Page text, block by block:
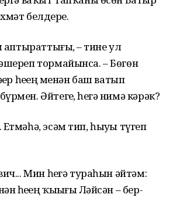
белдерҙе.
– тине ул
тормайынса. – Бөгөн
һеҙҙең менән баш ватып
Әйтегеҙ, һеҙгә нимә кәрәк?
эсәм тип, һыуҙы түгеп
Мин һеҙгә тураһын әйтәм:
һеҙҙең ҡыҙығыҙ Ләйсән – бер-